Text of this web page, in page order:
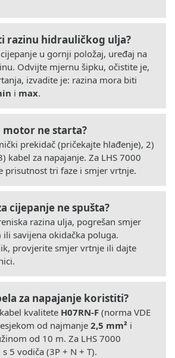
razinu hidrauličkog ulja?
u gornji položaj, uređaj na
Odvijte mjernu šipku, očistite je,
izvadite je: razina mora biti
i max.
ne starta?
prekidač (pričekajte hlađenje), 2)
kabel za napajanje. Za LHS 7000
prisutnost tri faze i smjer vrtnje.
cijepanje ne spušta?
razina ulja, pogrešan smjer
ili savijena okidačka poluga.
provjerite smjer vrtnje ili dajte
za napajanje koristiti?
kvalitete H07RN-F (norma VDE
od najmanje 2,5 mm² i
od 10 m. Za LHS 7000
5 vodiča (3P + N + T).